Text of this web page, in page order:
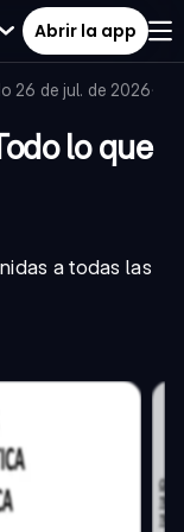
Abrir la app
26 de jul. de 2026·
lo que
a todas las